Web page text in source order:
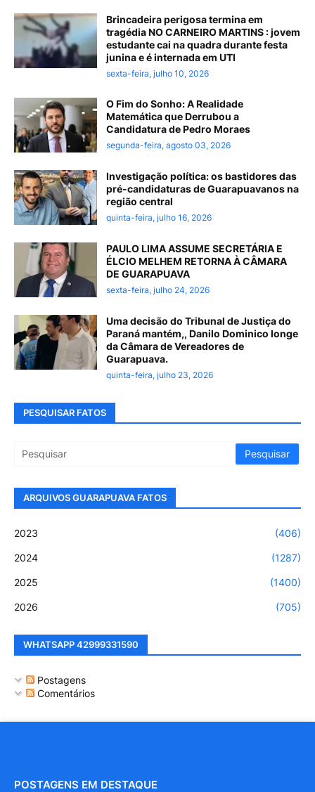
Brincadeira perigosa termina em
tragédia NO CARNEIRO MARTINS : jovem
estudante cai na quadra durante festa
junina e é internada em UTI
sexta-feira, julho 10, 2026
O Fim do Sonho: A Realidade
Matemática que Derrubou a
Candidatura de Pedro Moraes
segunda-feira, agosto 03, 2026
Investigação política: os bastidores das
pré-candidaturas de Guarapuavanos na
região central
quinta-feira, julho 16, 2026
PAULO LIMA ASSUME SECRETÁRIA E
ÉLCIO MELHEM RETORNA À CÂMARA
DE GUARAPUAVA
sexta-feira, julho 24, 2026
Uma decisão do Tribunal de Justiça do
Paraná mantém,, Danilo Dominico longe
da Câmara de Vereadores de
Guarapuava.
quinta-feira, julho 23, 2026
PESQUISAR FATOS
ARQUIVOS GUARAPUAVA FATOS
2023 (406)
2024 (1287)
2025 (1400)
2026 (705)
WHATSAPP 42999331590
Postagens
Comentários
POSTAGENS EM DESTAQUE